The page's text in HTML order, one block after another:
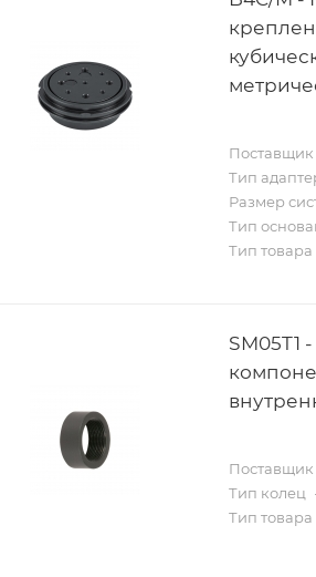
Поставщик
Тип
Размер
Тип
Тип товара
SM05T1
Поставщик
Тип колец
Тип товара